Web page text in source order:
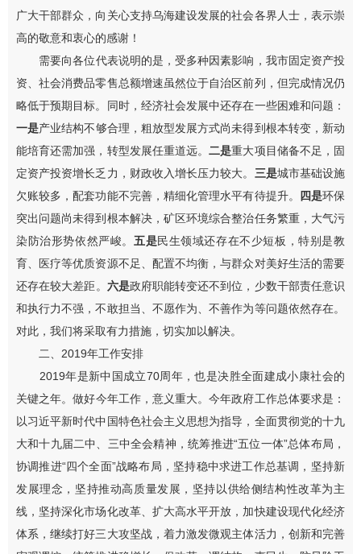
广大干部群众，向关心支持乌海建设发展的社会各界人士， 表示崇
高的敬意和衷心的感谢！
需要向各位代表说明的是，受多种因素影响， 我市固定资产投
资、社会消费品零售总额增速虽然位于自治区前列，但完成情况仍
略低于预期目标。同时，经济社会发展中还存在一些困难和问题：
一是产业结构不够合理，粗放型发展方式尚未得到根本转变，新动
能培育还需加强，转型发展任重道远。二是重大项目储备不足，固
定资产投资增长乏力，财政收入增长压力较大。 三是城市基础设施
欠账较多，配套功能不完善，精细化管理水平有待提升。
四是环保
突出问题尚未得到根本解决，矿区环境综合整治任务繁重，大气污
染防治形势依然严峻。 五是民生领域还存在不少短板，特别是教
育、医疗等优质资源不足、配置不均衡，与群众对美好生活的需要
还存在较大差距。 六是政府职能转变还不到位，少数干部责任意识
和执行力不强，不敢担当、不愿作为、不善作为等问题依然存在。
对此，我们将采取有力措施，切实加以解决。
二、 2019年工作安排
2019年是新中国成立70周年，也是决胜全面建成小康社会的
关键之年。做好今年工作，意义重大。今年政府工作总体要求是：
以习近平新时代中国特色社会主义思想为指导，全面贯彻党的十九
大和十九届二中、三中全会精神，统筹推进“五位一体”总体布局，
协调推进“四个全面”战略布局，坚持稳中求进工作总基调，坚持新
发展理念，坚持推动高质量发展，坚持以供给侧结构性改革为主
线，坚持深化市场化改革、扩大高水平开放，加快建设现代化经济
体系，继续打好三大攻坚战，着力激发微观主体活力，创新和完善